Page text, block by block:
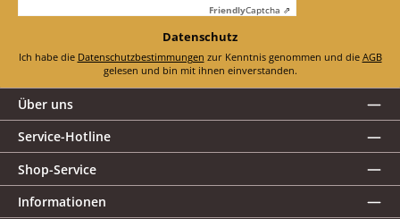
FriendlyCaptcha ⇗
Datenschutz
Ich habe die Datenschutzbestimmungen zur Kenntnis genommen und die AGB
gelesen und bin mit ihnen einverstanden.
Über uns
Service-Hotline
Shop-Service
Informationen